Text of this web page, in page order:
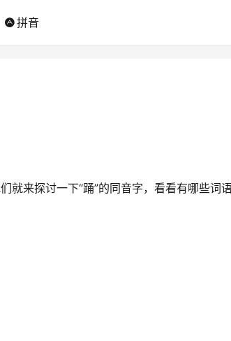
拼音
来探讨一下“踊”的同音字，看看有哪些词